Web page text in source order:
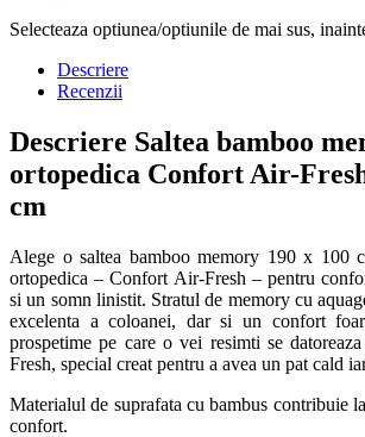
Selecteaza optiunea/optiunile de mai sus,
Descriere
Recenzii
Descriere Saltea bamboo
ortopedica Confort Air-
cm
Alege o saltea bamboo memory 190 x 100
ortopedica – Confort Air-Fresh – pentru
si un somn linistit. Stratul de memory cu
excelenta a coloanei, dar si un confort
prospetime pe care o vei resimti se
Fresh, special creat pentru a avea un pat cald
Materialul de suprafata cu bambus contribuie
confort.